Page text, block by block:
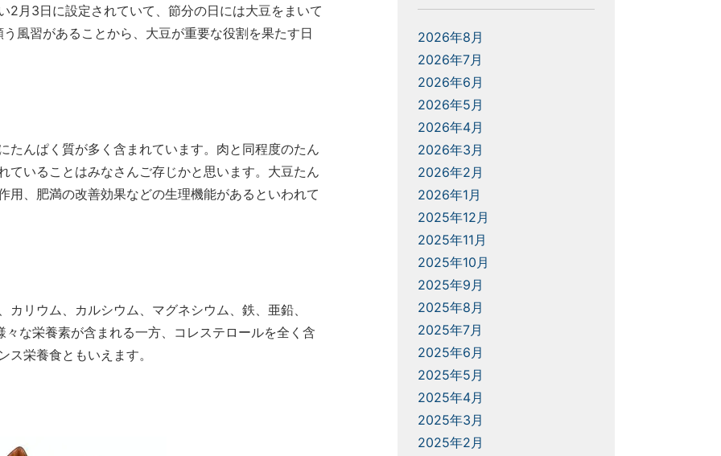
2月3日に設定されていて、節分の日には大豆をまいて
風習があることから、大豆が重要な役割を果たす日
たんぱく質が多く含まれています。肉と同程度のたん
いることはみなさんご存じかと思います。 大豆たん
用、肥満の改善効果などの生理機能があるといわれて
リウム、カルシウム、マグネシウム、鉄、亜鉛、
な栄養素が含まれる一方、コレステロールを全く含
栄養食ともいえます。
2026年8月
2026年7月
2026年6月
2026年5月
2026年4月
2026年3月
2026年2月
2026年1月
2025年12月
2025年11月
2025年10月
2025年9月
2025年8月
2025年7月
2025年6月
2025年5月
2025年4月
2025年3月
2025年2月